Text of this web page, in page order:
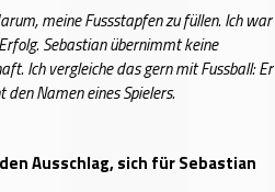
meine Fussstapfen zu füllen. Ich war
Sebastian übernimmt keine
Ich vergleiche das gern mit Fussball: Er
Namen eines Spielers.
Ausschlag, sich für Sebastian